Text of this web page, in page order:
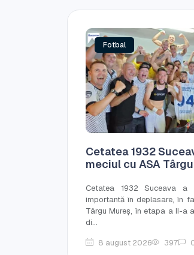
Fotbal
Cetatea 1932
meciul cu ASA
Cetatea 1932 Suceava
importantă în deplasare, în
Târgu Mureș, în etapa a II-a
di...
8 august 2026
397